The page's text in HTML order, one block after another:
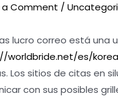
a Comment /
lucro correo está una
worldbride.net/es/
Los sitios de citas en
con sus posibles